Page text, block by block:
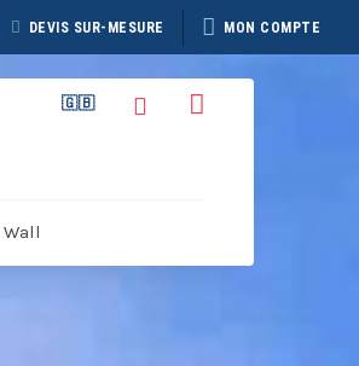
DEVIS SUR-MESURE MON COMPTE
🇬🇧